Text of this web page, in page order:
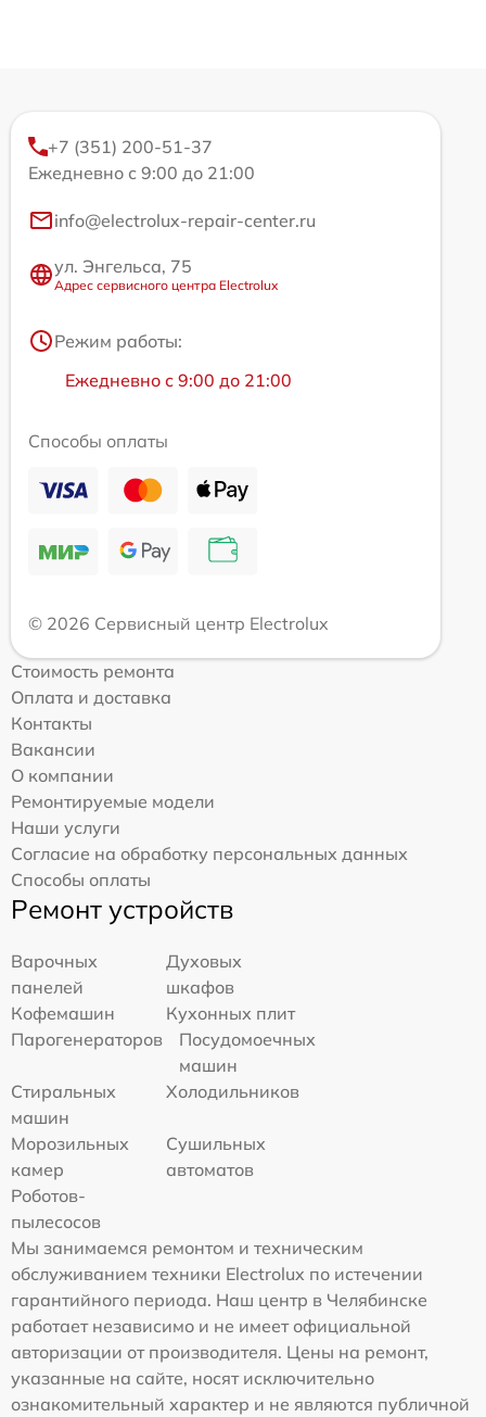
+7 (351) 200-51-37
Ежедневно с 9:00 до 21:00
info@electrolux-repair-center.ru
ул. Энгельса, 75
Адрес сервисного центра Electrolux
Режим работы:
Ежедневно с 9:00 до 21:00
Способы оплаты
© 2026 Сервисный центр Electrolux
Стоимость ремонта
Оплата и доставка
Контакты
Вакансии
О компании
Ремонтируемые модели
Наши услуги
Согласие на обработку персональных данных
Способы оплаты
Ремонт устройств
Варочных
панелей
Духовых
шкафов
Кофемашин
Кухонных плит
Парогенераторов
Посудомоечных
машин
Стиральных
машин
Холодильников
Морозильных
камер
Сушильных
автоматов
Роботов-
пылесосов
Мы занимаемся ремонтом и техническим
обслуживанием техники Electrolux по истечении
гарантийного периода. Наш центр в Челябинске
работает независимо и не имеет официальной
авторизации от производителя. Цены на ремонт,
указанные на сайте, носят исключительно
ознакомительный характер и не являются публичной